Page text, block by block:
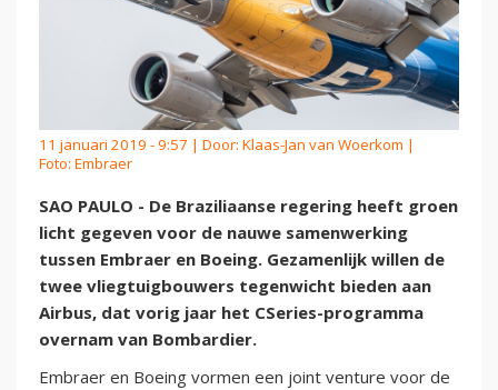
11 januari 2019 - 9:57 | Door: Klaas-Jan van Woerkom |
Foto: Embraer
SAO PAULO - De Braziliaanse regering heeft groen
licht gegeven voor de nauwe samenwerking
tussen Embraer en Boeing. Gezamenlijk willen de
twee vliegtuigbouwers tegenwicht bieden aan
Airbus, dat vorig jaar het CSeries-programma
overnam van Bombardier.
Embraer en Boeing vormen een joint venture voor de